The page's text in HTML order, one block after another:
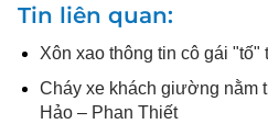
Tin liên quan
Xôn xao thông tin cô gái "tố"
Cháy xe khách giường nằm
Hảo – Phan Thiết